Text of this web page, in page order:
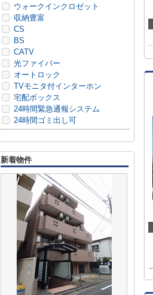
ウォークインクロゼット
収納豊富
CS
BS
CATV
光ファイバー
オートロック
TVモニタ付インターホン
宅配ボックス
24時間緊急通報システム
24時間ゴミ出し可
新着物件